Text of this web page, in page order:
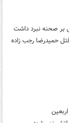
بر صحنه نبرد داشت
حمیدرضا رجب زاده